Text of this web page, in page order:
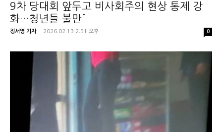
9차 당대회 앞두고 비사회주의 현상 통제 강
화…청년들 불만↑
정서영 기자 - 2026.02.13 2:51 오후 0